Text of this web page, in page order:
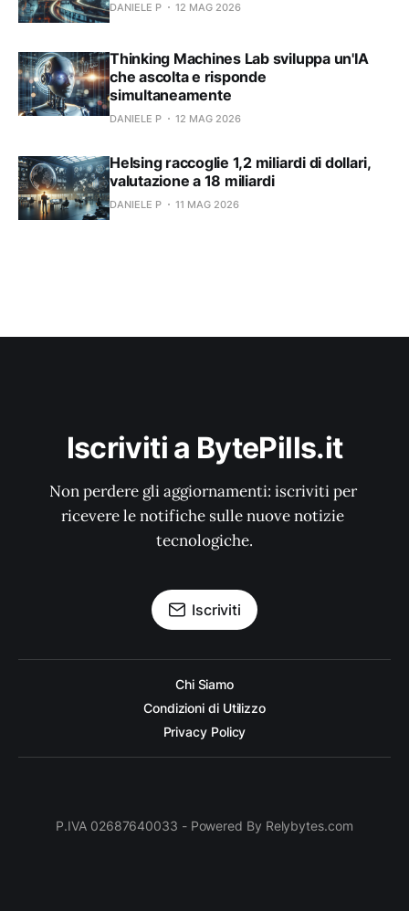
DANIELE P 12 MAG 2026
Thinking Machines Lab sviluppa un'IA
che ascolta e risponde
simultaneamente
DANIELE P 12 MAG 2026
Helsing raccoglie 1,2 miliardi di dollari,
valutazione a 18 miliardi
DANIELE P 11 MAG 2026
Iscriviti a BytePills.it
Non perdere gli aggiornamenti: iscriviti per
ricevere le notifiche sulle nuove notizie
tecnologiche.
Iscriviti
Chi Siamo
Condizioni di Utilizzo
Privacy Policy
P.IVA 02687640033 - Powered By Relybytes.com